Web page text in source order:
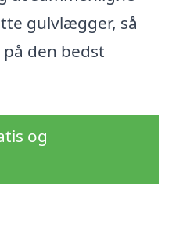
gulvlægger, så
den bedst
og